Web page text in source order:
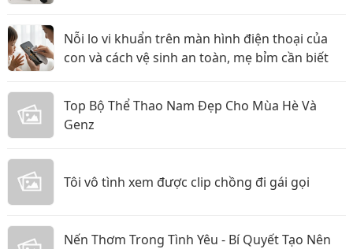
Nỗi lo vi khuẩn trên màn hình điện thoại của
con và cách vệ sinh an toàn, mẹ bỉm cần biết
Top Bộ Thể Thao Nam Đẹp Cho Mùa Hè Và
Genz
Tôi vô tình xem được clip chồng đi gái gọi
Nến Thơm Trong Tình Yêu - Bí Quyết Tạo Nên